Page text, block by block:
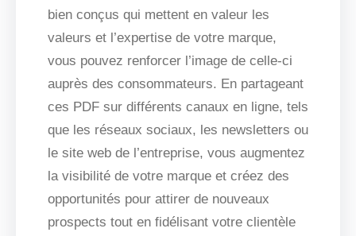
bien conçus qui mettent en valeur les
valeurs et l’expertise de votre marque,
vous pouvez renforcer l’image de celle-ci
auprès des consommateurs. En partageant
ces PDF sur différents canaux en ligne, tels
que les réseaux sociaux, les newsletters ou
le site web de l’entreprise, vous augmentez
la visibilité de votre marque et créez des
opportunités pour attirer de nouveaux
prospects tout en fidélisant votre clientèle